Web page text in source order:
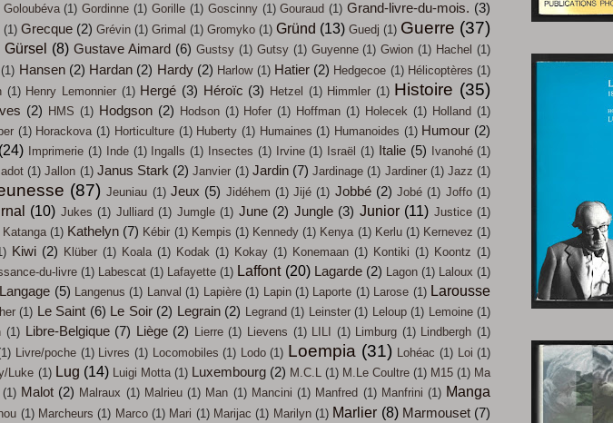
Goloubéva (1) Gordinne (1) Gorille (1) Goscinny (1) Gouraud (1) Grand-livre-du-mois. (3)
(1) Grecque (2) Grévin (1) Grimal (1) Gromyko (1) Gründ (13) Guedj (1) Guerre (37)
Gürsel (8) Gustave Aimard (6) Gustsy (1) Gutsy (1) Guyenne (1) Gwion (1) Hachel (1)
(1) Hansen (2) Hardan (2) Hardy (2) Harlow (1) Hatier (2) Hedgecoe (1) Hélicoptères (1)
(1) Henry Lemonnier (1) Hergé (3) Héroïc (3) Hetzel (1) Himmler (1) Histoire (35)
(2) HMS (1) Hodgson (2) Hodson (1) Hofer (1) Hoffman (1) Holecek (1) Holland (1)
(1) Horackova (1) Horticulture (1) Huberty (1) Humaines (1) Humanoides (1) Humour (2)
(24) Imprimerie (1) Inde (1) Ingalls (1) Insectes (1) Irvine (1) Israël (1) Italie (5) Ivanohé (1)
(1) Jallon (1) Janus Stark (2) Janvier (1) Jardin (7) Jardinage (1) Jardiner (1) Jazz (1)
(87) Jeuniau (1) Jeux (5) Jidéhem (1) Jijé (1) Jobbé (2) Jobé (1) Joffo (1)
(10) Jukes (1) Julliard (1) Jumgle (1) June (2) Jungle (3) Junior (11) Justice (1)
Katanga (1) Kathelyn (7) Kébir (1) Kempis (1) Kennedy (1) Kenya (1) Kerlu (1) Kernevez (1)
Kiwi (2) Klüber (1) Koala (1) Kodak (1) Kokay (1) Konemaan (1) Kontiki (1) Koontz (1)
du-livre (1) Labescat (1) Lafayette (1) Laffont (20) Lagarde (2) Lagon (1) Laloux (1)
Langage (5) Langenus (1) Lanval (1) Lapière (1) Lapin (1) Laporte (1) Larose (1) Larousse
(1) Le Saint (6) Le Soir (2) Legrain (2) Legrand (1) Leinster (1) Leloup (1) Lemoine (1)
(1) Libre-Belgique (7) Liège (2) Lierre (1) Lievens (1) LILI (1) Limburg (1) Lindbergh (1)
Livre/poche (1) Livres (1) Locomobiles (1) Lodo (1) Loempia (31) Lohéac (1) Loi (1)
Luke (1) Lug (14) Luigi Motta (1) Luxembourg (2) M.C.L (1) M.Le Coultre (1) M15 (1) Ma
(1) Malot (2) Malraux (1) Malrieu (1) Man (1) Mancini (1) Manfred (1) Manfrini (1) Manga
(1) Marcheurs (1) Marco (1) Mari (1) Marijac (1) Marilyn (1) Marlier (8) Marmouset (7)